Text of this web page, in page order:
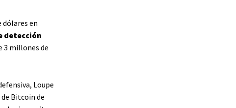
en
detección
3 millones de
Loupe
Bitcoin de